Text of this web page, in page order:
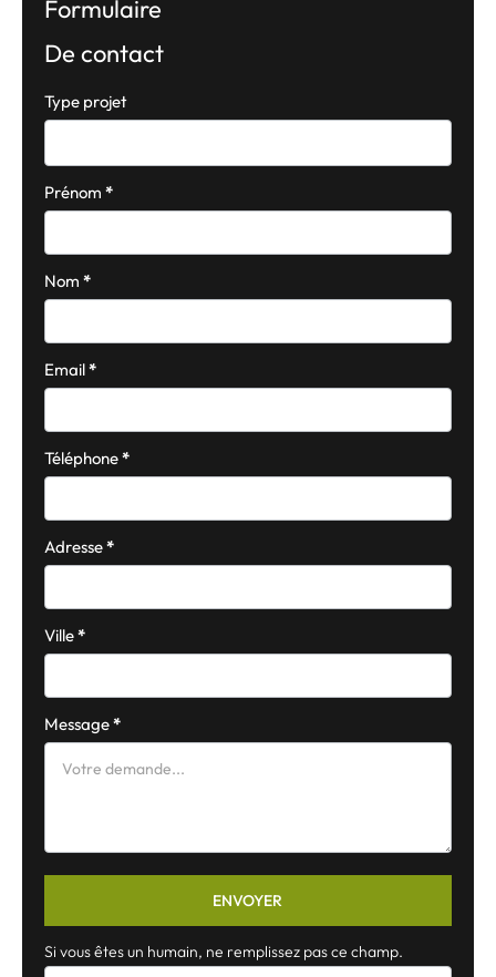
Formulaire
De contact
Formulaire
simple
téléphone
Type projet
Prénom *
Nom *
Email*
Téléphone*
Adresse*
Ville*
Message*
ENVOYER
Si vous êtes un humain, ne remplissez pas ce champ.